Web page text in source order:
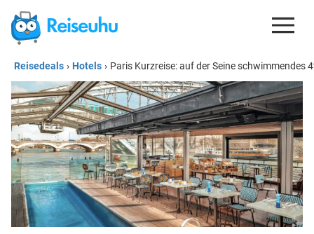
REISEDEALS
GUTSCHEINE
KREDITKARTEN
ESIM
REISEBLOG
Reisedeals › Hotels › Paris Kurzreise: auf der Seine schwimmendes